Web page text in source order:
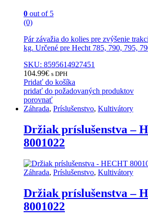
0 out of 5
(0)
Pár závažia do kolies pre zvýšenie
kg. Určené pre Hecht 785, 790, 795,
SKU: 8595614927451
104.99€ s DPH
Pridať do košíka
pridať do požadovaných produktov
porovnať
Záhrada, Príslušenstvo, Kultivátory
Držiak príslušenstva –
8001022
Záhrada, Príslušenstvo, Kultivátory
Držiak príslušenstva –
8001022